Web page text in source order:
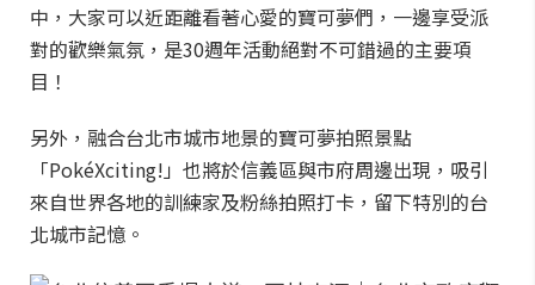
中，大家可以近距離看著心愛的寶可夢們，一邊享受派
對的歡樂氣氛，是30週年活動絕對不可錯過的主要項
目！
另外，融合台北市城市地景的寶可夢拍照景點
「PokéXciting!」也將於信義區與市府周邊出現，吸引
來自世界各地的訓練家及粉絲拍照打卡，留下特別的台
北城市記憶。